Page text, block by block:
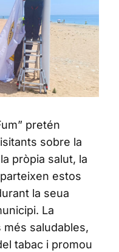
pretén
sobre la
pròpia salut, la
estos
la seua
La
saludables,
tabac i promou